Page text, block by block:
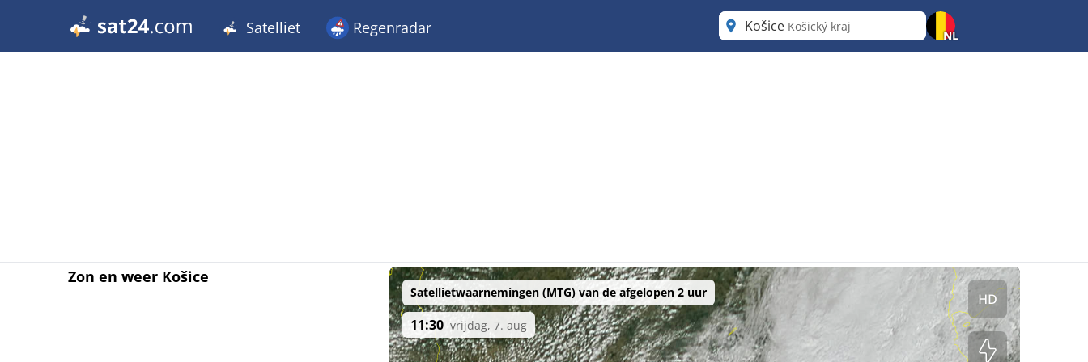
Satelliet Regenradar Košice Košický kraj
NL
Zon en weer Košice
Satellietwaarnemingen (MTG) van de afgelopen 2 uur
11:30 vrijdag, 7. aug